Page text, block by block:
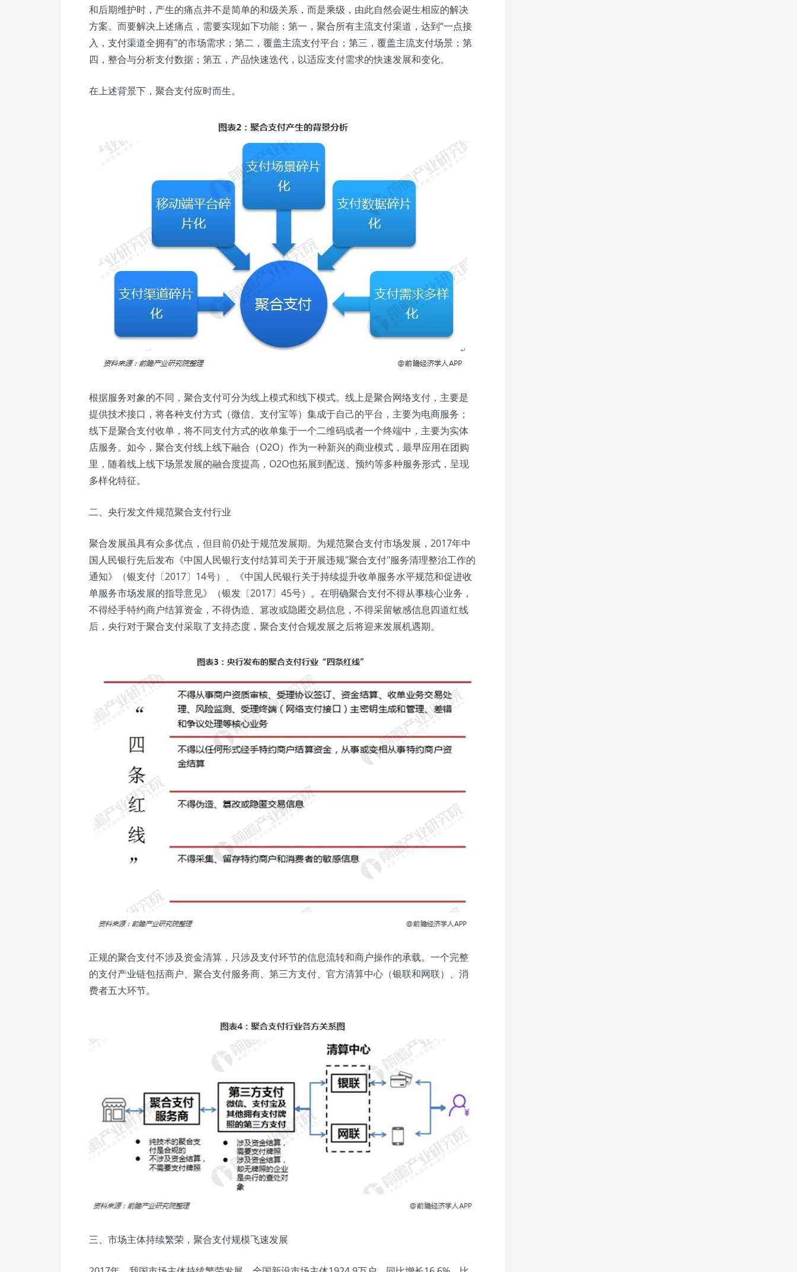
和后期维护时，产生的痛点并不是简单的和级关系，而是乘级，由此自然会诞生相应的解决
方案。而要解决上述痛点，需要实现如下功能：第一，聚合所有主流支付渠道，达到“一点接
入，支付渠道全拥有”的市场需求；第二，覆盖主流支付平台；第三，覆盖主流支付场景；第
四，整合与分析支付数据；第五，产品快速迭代，以适应支付需求的快速发展和变化。
在上述背景下，聚合支付应时而生。
根据服务对象的不同，聚合支付可分为线上模式和线下模式。线上是聚合网络支付，主要是
提供技术接口，将各种支付方式（微信、支付宝等）集成于自己的平台，主要为电商服务；
线下是聚合支付收单，将不同支付方式的收单集于一个二维码或者一个终端中，主要为实体
店服务。如今，聚合支付线上线下融合（O2O）作为一种新兴的商业模式，最早应用在团购
里，随着线上线下场景发展的融合度提高，O2O也拓展到配送、预约等多种服务形式，呈现
多样化特征。
二、央行发文件规范聚合支付行业
聚合发展虽具有众多优点，但目前仍处于规范发展期。为规范聚合支付市场发展，2017年中
国人民银行先后发布《中国人民银行支付结算司关于开展违规"聚合支付"服务清理整治工作的
通知》（银支付〔2017〕14号）、《中国人民银行关于持续提升收单服务水平规范和促进收
单服务市场发展的指导意见》（银发〔2017〕45号）。在明确聚合支付不得从事核心业务，
不得经手特约商户结算资金，不得伪造、篡改或隐匿交易信息，不得采留敏感信息四道红线
后，央行对于聚合支付采取了支持态度，聚合支付合规发展之后将迎来发展机遇期。
正规的聚合支付不涉及资金清算，只涉及支付环节的信息流转和商户操作的承载。一个完整
的支付产业链包括商户、聚合支付服务商、第三方支付、官方清算中心（银联和网联）、消
费者五大环节。
三、市场主体持续繁荣，聚合支付规模飞速发展